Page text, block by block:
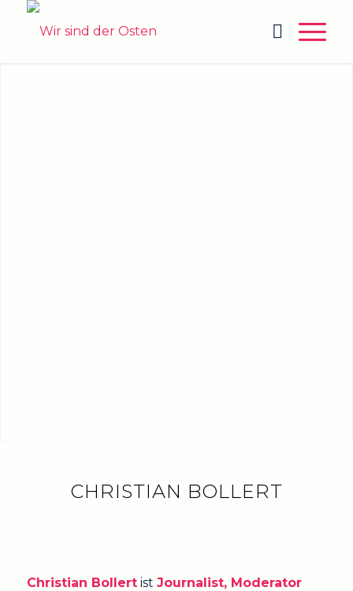
CHRISTIAN BOLLERT
Christian Bollertist Journalist, Moderator